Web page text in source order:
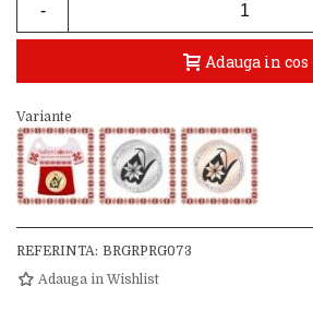
-
Adauga in cos
Variante
REFERINTA: BRGRPRG073
Adauga in Wishlist